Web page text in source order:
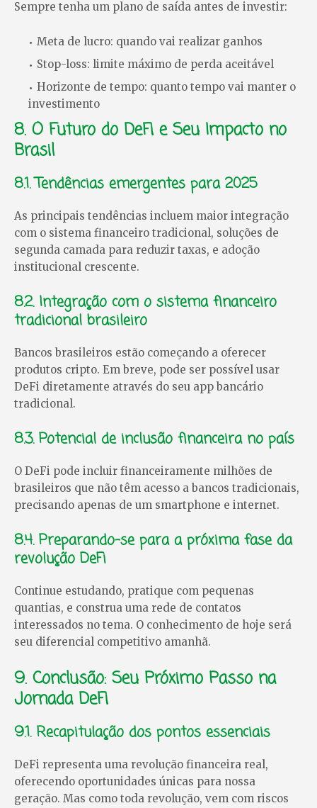
Sempre tenha um plano de saída antes de investir:
Meta de lucro: quando vai realizar ganhos
Stop-loss: limite máximo de perda aceitável
Horizonte de tempo: quanto tempo vai manter o
investimento
8. O Futuro do DeFi e Seu Impacto no
Brasil
8.1. Tendências emergentes para 2025
As principais tendências incluem maior integração
com o sistema financeiro tradicional, soluções de
segunda camada para reduzir taxas, e adoção
institucional crescente.
8.2. Integração com o sistema financeiro
tradicional brasileiro
Bancos brasileiros estão começando a oferecer
produtos cripto. Em breve, pode ser possível usar
DeFi diretamente através do seu app bancário
tradicional.
8.3. Potencial de inclusão financeira no país
O DeFi pode incluir financeiramente milhões de
brasileiros que não têm acesso a bancos tradicionais,
precisando apenas de um smartphone e internet.
8.4. Preparando-se para a próxima fase da
revolução DeFi
Continue estudando, pratique com pequenas
quantias, e construa uma rede de contatos
interessados no tema. O conhecimento de hoje será
seu diferencial competitivo amanhã.
9. Conclusão: Seu Próximo Passo na
Jornada DeFi
9.1. Recapitulação dos pontos essenciais
DeFi representa uma revolução financeira real,
oferecendo oportunidades únicas para nossa
geração. Mas como toda revolução, vem com riscos